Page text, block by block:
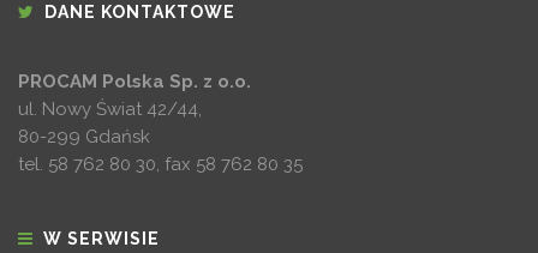
DANE KONTAKTOWE
PROCAM Polska Sp. z o.o.
ul. Nowy Świat 42/44,
80-299 Gdańsk
tel. 58 762 80 30, fax 58 762 80 35
W SERWISIE